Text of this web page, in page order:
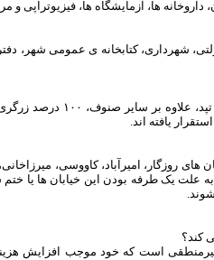
شهرداری، کتابخانه ی عمومی شهر،
یافته اند.
های روزگار، امیرآباد، کاووسی،
به علت یک طرفه بودن این خیابان ها یا
کند؟
است که خود موجب افزایش